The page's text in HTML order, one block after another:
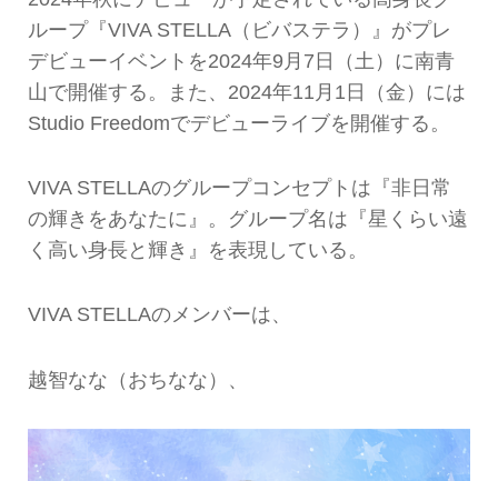
ループ『VIVA STELLA（ビバステラ）』がプレ
デビューイベントを2024年9月7日（土）に南青
山で開催する。また、2024年11月1日（金）には
Studio Freedomでデビューライブを開催する。
VIVA STELLAのグループコンセプトは『非日常
の輝きをあなたに』。グループ名は『星くらい遠
く高い身長と輝き』を表現している。
VIVA STELLAのメンバーは、
越智なな（おちなな）、